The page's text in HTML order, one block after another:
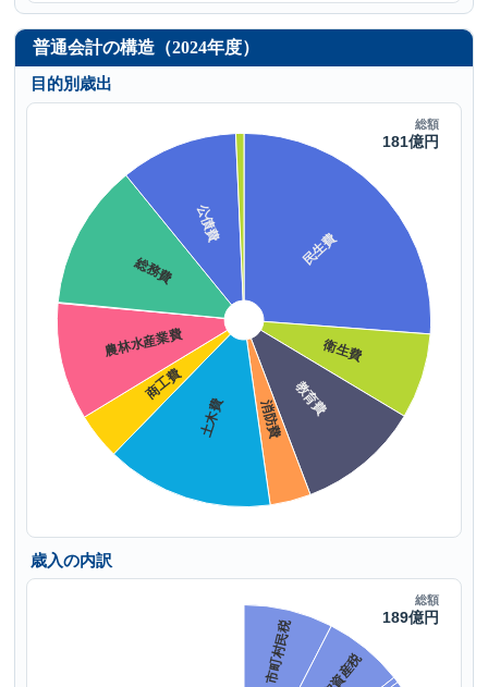
普通会計の構造（2024年度）
目的別歳出
歳入の内訳